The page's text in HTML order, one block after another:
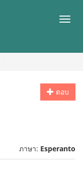
เมนู
ตอบ
ภาษา: Esperanto